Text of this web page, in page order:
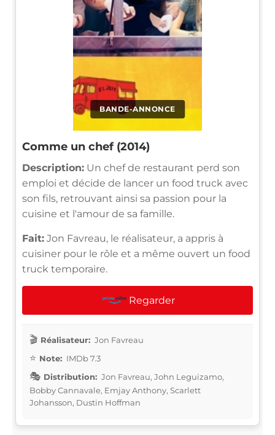
BANDE-ANNONCE
Comme un chef (2014)
Description: Un chef de restaurant perd son
emploi et décide de lancer un food truck avec
son fils, retrouvant ainsi sa passion pour la
cuisine et l'amour de sa famille.
Fait: Jon Favreau, le réalisateur, a appris à
cuisiner pour le rôle et a même ouvert un food
truck temporaire.
Regarder
Réalisateur: Jon Favreau
Note: IMDb 7.3
Distribution: Jon Favreau, John Leguizamo,
Bobby Cannavale, Emjay Anthony, Scarlett
Johansson, Dustin Hoffman